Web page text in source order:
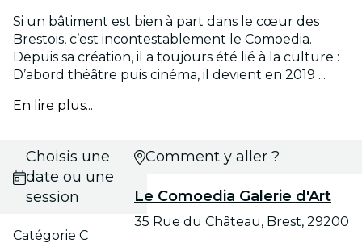
Si un bâtiment est bien à part dans le cœur des
Brestois, c’est incontestablement le Comoedia.
Depuis sa création, il a toujours été lié à la culture :
D’abord théâtre puis cinéma, il devient en 2019 ...
En lire plus...
Choisis une
date ou une
session
Catégorie C
Comment y aller ?
Le Comoedia Galerie d'Art
35 Rue du Château, Brest, 29200